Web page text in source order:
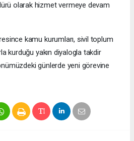
olarak hizmet vermeye devam
kamu kurumları, sivil toplum
kurduğu yakın diyalogla takdir
günlerde yeni görevine